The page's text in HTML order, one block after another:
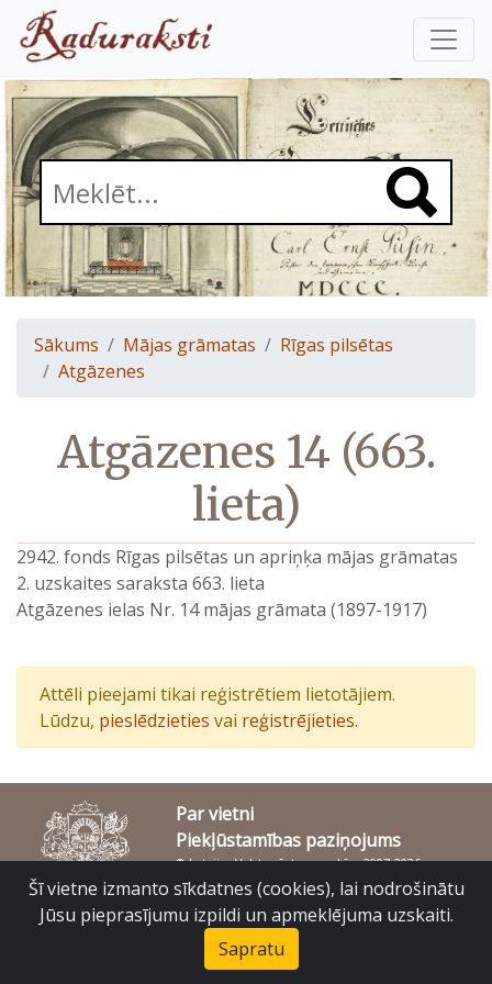
Sākums Mājas grāmatas
Rīgas pilsētas
Atgāzenes
Atgāzenes 14 (663.
lieta)
2942. fonds Rīgas pilsētas un apriņķa mājas grāmatas
2. uzskaites saraksta 663. lieta
Atgāzenes ielas Nr. 14 mājas grāmata (1897-1917)
Attēli pieejami tikai reģistrētiem lietotājiem.
Lūdzu, pieslēdzieties vai reģistrējieties.
Par vietni
Piekļūstamības paziņojums
© Latvijas Valsts vēstures arhīvs 2007-2026
Slokas iela 16, Rīga, LV – 1048
Šī vietne izmanto sīkdatnes (cookies), lai nodrošinātu
Jūsu pieprasījumu izpildi un apmeklējuma uzskaiti.
Sapratu